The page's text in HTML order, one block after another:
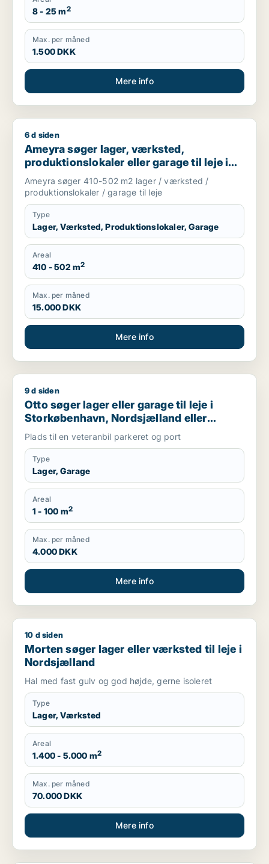
8 - 25 m2
Max. per måned
1.500 DKK
Mere info
Ameyra søger lager, værksted, produktionslokaler eller
6 d siden
Ameyra søger lager, værksted,
produktionslokaler eller garage til leje i
Holte, Vedbæk eller Hørsholm m.fl.
Ameyra søger 410-502 m2 lager / værksted /
produktionslokaler / garage til leje
Type
Lager, Værksted, Produktionslokaler, Garage
Areal
410 - 502 m2
Max. per måned
15.000 DKK
Mere info
Otto søger lager eller garage til leje i Storkøbenhavn,
9 d siden
Otto søger lager eller garage til leje i
Storkøbenhavn, Nordsjælland eller
Region Sjælland
Plads til en veteranbil parkeret og port
Type
Lager, Garage
Areal
1 - 100 m2
Max. per måned
4.000 DKK
Mere info
Morten søger lager eller værksted til leje i Nordsjælland
10 d siden
Morten søger lager eller værksted til leje i
Nordsjælland
Hal med fast gulv og god højde, gerne isoleret
Type
Lager, Værksted
Areal
1.400 - 5.000 m2
Max. per måned
70.000 DKK
Mere info